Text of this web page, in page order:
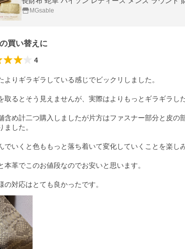
MGsable
買い替えに
4
よりギラギラしている感じでビックリしました。
取るとそう見えませんが、実際はよりもっとギラギラし
含め計二つ購入しましたが片方はファスナー部分と皮の
ました。
でいくと色ももっと落ち着いて変化していくことを楽し
本革でこのお値段なのでお安いと思います。